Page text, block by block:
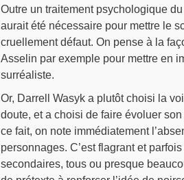
Outre un traitement psychologique
aurait été nécessaire pour mettre le
cruellement défaut. On pense à la
Asselin par exemple pour mettre en
surréaliste.
Or, Darrell Wasyk a plutôt choisi la
doute, et a choisi de faire évoluer
ce fait, on note immédiatement
personnages. C’est flagrant et
secondaires, tous ou presque